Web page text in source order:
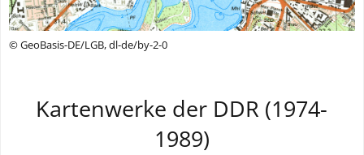
© GeoBasis-DE/LGB, dl-de/by-2-0
Kartenwerke der DDR (1974-
1989)